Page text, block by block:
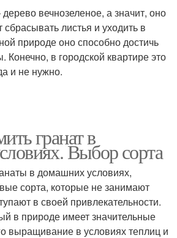
вечнозеленое, а значит, оно
листья и уходить в
природе оно способно достичь
в городской квартире это
и не нужно.
гранат в
Выбор сорта
в домашних условиях,
сорта, которые не занимают
в своей привлекательности.
в природе имеет значительные
выращивание в условиях теплиц и